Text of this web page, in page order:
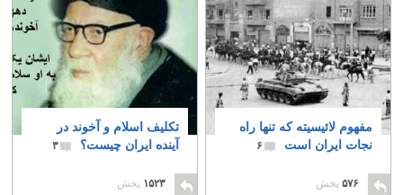
مفهوم لائیسیته که تنها راه
نجات ایران است
۶
۵۷۶ پخش
تکلیف اسلام و آخوند در
آینده ایران چیست؟
۳
۱۵۲۳ پخش